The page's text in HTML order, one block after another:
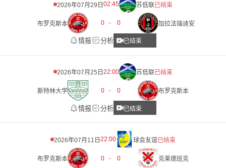
2026年07月29日 02:45 苏低联已结束
布罗克斯本 0 - 0 加拉法瑞迪安
情报 分析 已结束
2026年07月25日 22:00 苏低联已结束
斯特林大学 0 - 0 布罗克斯本
情报 分析 已结束
2026年07月11日 22:00 球会友谊已结束
布罗克斯本 0 - 0 克莱德班克